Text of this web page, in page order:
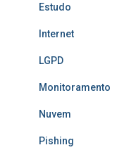
Estudo
Internet
LGPD
Monitoramento
Nuvem
Pishing